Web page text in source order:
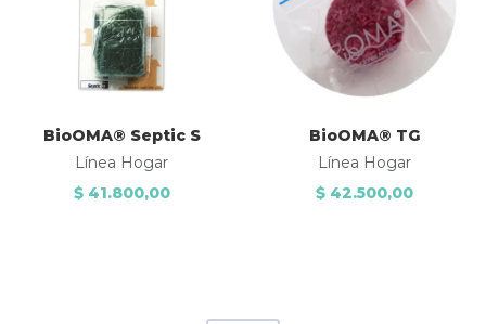
Quick View
BioOMA® Septic S
Línea Hogar
$ 41.800,00
BioOMA® TG
Línea Hogar
$ 42.500,00